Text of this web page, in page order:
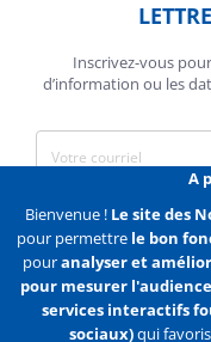
Inscrivez-vous
d’information ou les
J'accepte de
A
Bienvenue ! Le site des
pour permettre le bon
pouranalyser et
pour mesurer
services interactifs
sociaux)qui